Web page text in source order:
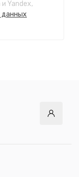
Yandex,
данных